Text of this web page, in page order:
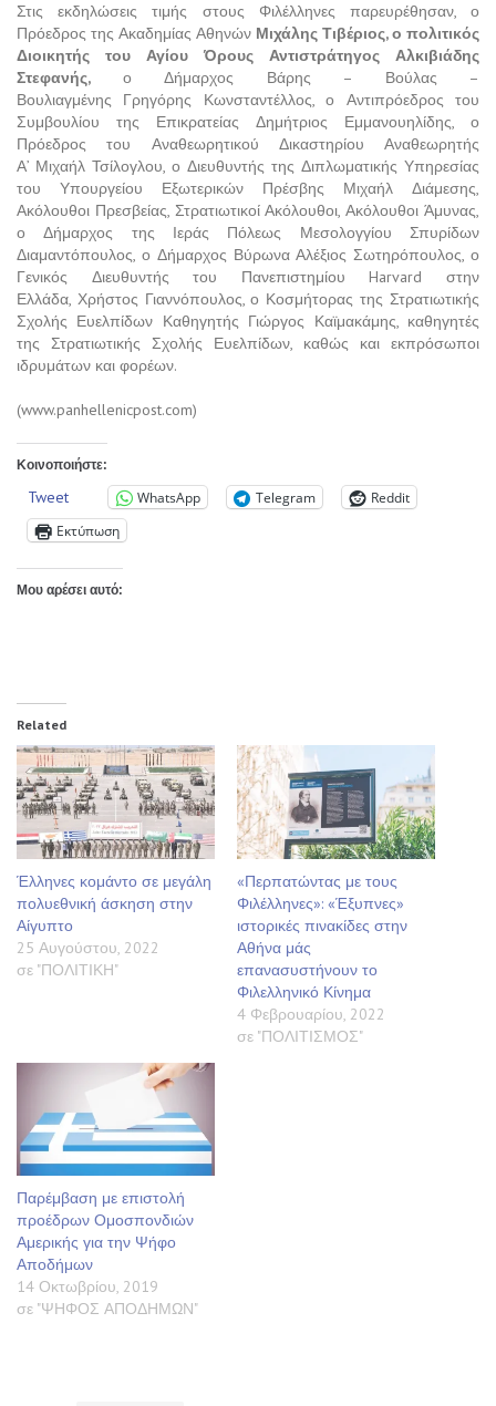
Στις εκδηλώσεις τιμής στους Φιλέλληνες παρευρέθησαν, ο
Πρόεδρος της Ακαδημίας Αθηνών Μιχάλης Τιβέριος, ο πολιτικός
Διοικητής του Αγίου Όρους Αντιστράτηγος Αλκιβιάδης
Στεφανής, ο Δήμαρχος Βάρης – Βούλας –
Βουλιαγμένης Γρηγόρης Κωνσταντέλλος, ο Αντιπρόεδρος του
Συμβουλίου της Επικρατείας Δημήτριος Εμμανουηλίδης, ο
Πρόεδρος του Αναθεωρητικού Δικαστηρίου Αναθεωρητής
Α’ Μιχαήλ Τσίλογλου, ο Διευθυντής της Διπλωματικής Υπηρεσίας
του Υπουργείου Εξωτερικών Πρέσβης Μιχαήλ Διάμεσης,
Ακόλουθοι Πρεσβείας, Στρατιωτικοί Ακόλουθοι, Ακόλουθοι Άμυνας,
ο Δήμαρχος της Ιεράς Πόλεως Μεσολογγίου Σπυρίδων
Διαμαντόπουλος, ο Δήμαρχος Βύρωνα Αλέξιος Σωτηρόπουλος, ο
Γενικός Διευθυντής του Πανεπιστημίου Harvard στην
Ελλάδα, Χρήστος Γιαννόπουλος, ο Κοσμήτορας της Στρατιωτικής
Σχολής Ευελπίδων Καθηγητής Γιώργος Καϊμακάμης, καθηγητές
της Στρατιωτικής Σχολής Ευελπίδων, καθώς και εκπρόσωποι
ιδρυμάτων και φορέων.
(www.panhellenicpost.com)
Κοινοποιήστε:
Tweet WhatsApp Telegram
Reddit
Εκτύπωση
Μου αρέσει αυτό:
Related
Έλληνες κομάντο σε μεγάλη
πολυεθνική άσκηση στην
Αίγυπτο
25 Αυγούστου, 2022
σε "ΠΟΛΙΤΙΚΗ"
«Περπατώντας με τους
Φιλέλληνες»: «Έξυπνες»
ιστορικές πινακίδες στην
Αθήνα μάς
επανασυστήνουν το
Φιλελληνικό Κίνημα
4 Φεβρουαρίου, 2022
σε "ΠΟΛΙΤΙΣΜΟΣ"
Παρέμβαση με επιστολή
προέδρων Ομοσπονδιών
Αμερικής για την Ψήφο
Αποδήμων
14 Οκτωβρίου, 2019
σε "ΨΗΦΟΣ ΑΠΟΔΗΜΩΝ"